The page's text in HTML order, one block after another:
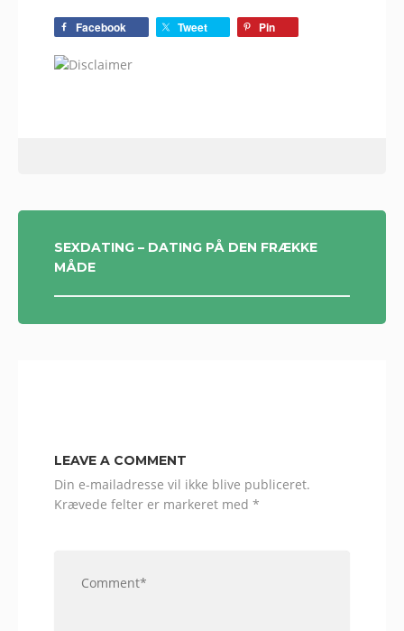
Facebook Tweet Pin
INDLÆGSNAVIGATION
SEXDATING – DATING PÅ DEN FRÆKKE
MÅDE
LEAVE A COMMENT
Din e-mailadresse vil ikke blive publiceret.
Krævede felter er markeret med *